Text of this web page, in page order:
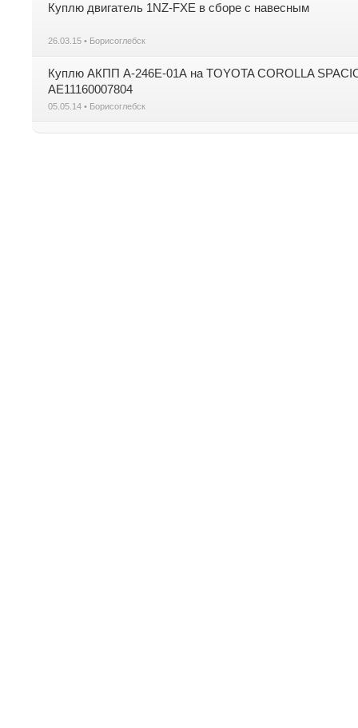
Куплю двигатель 1NZ-FXE в сборе с навесным
26.03.15 • Борисоглебск
Куплю АКПП А-246Е-01А на TOYOTA COROLLA
АЕ11160007804
05.05.14 • Борисоглебск